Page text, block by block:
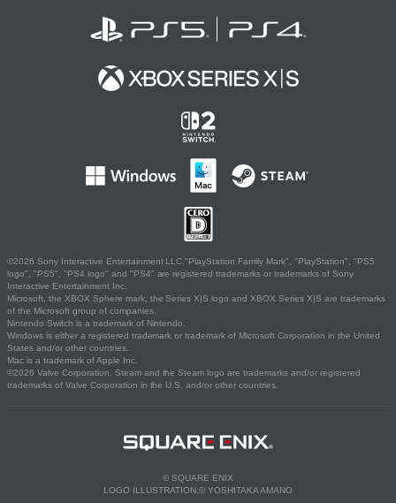
©2026 Sony Interactive Entertainment LLC."PlayStation Family Mark", "PlayStation", "PS5
logo", "PS5", "PS4 logo" and "PS4" are registered trademarks or trademarks of Sony
Interactive Entertainment Inc.
Microsoft, the XBOX Sphere mark, the Series X|S logo and XBOX Series X|S are trademarks
of the Microsoft group of companies.
Nintendo Switch is a trademark of Nintendo.
Windows is either a registered trademark or trademark of Microsoft Corporation in the United
States and/or other countries.
Mac is a trademark of Apple Inc.
©2026 Valve Corporation. Steam and the Steam logo are trademarks and/or registered
trademarks of Valve Corporation in the U.S. and/or other countries.
© SQUARE ENIX
LOGO ILLUSTRATION:© YOSHITAKA AMANO